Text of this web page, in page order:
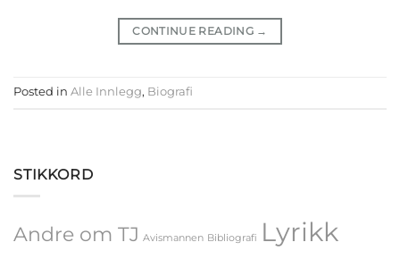
CONTINUE READING →
Posted in Alle Innlegg, Biografi
STIKKORD
Andre om TJ Avismannen Bibliografi Lyrikk